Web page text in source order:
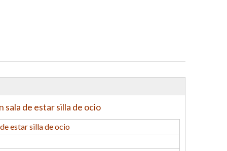
de estar silla de ocio
estar silla de ocio